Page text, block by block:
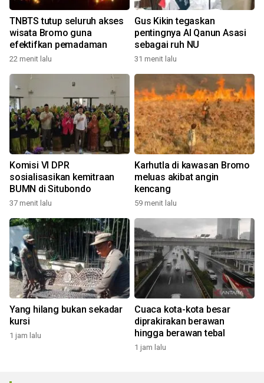
TNBTS tutup seluruh akses
wisata Bromo guna
efektifkan pemadaman
22 menit lalu
Gus Kikin tegaskan
pentingnya Al Qanun Asasi
sebagai ruh NU
31 menit lalu
Komisi VI DPR
sosialisasikan kemitraan
BUMN di Situbondo
37 menit lalu
Karhutla di kawasan Bromo
meluas akibat angin
kencang
59 menit lalu
Yang hilang bukan sekadar
kursi
1 jam lalu
Cuaca kota-kota besar
diprakirakan berawan
hingga berawan tebal
1 jam lalu